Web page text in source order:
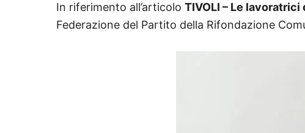
In riferimento all’articolo TIVOLI – Le
Federazione del Partito della Rifondazione